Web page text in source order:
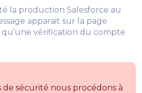
la production Salesforce au
apparait sur la page
vérification du compte
de sécurité nous procédons à